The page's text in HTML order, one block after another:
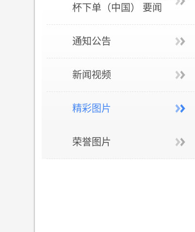
杯下单（中国） 要闻
通知公告
新闻视频
精彩图片
荣誉图片